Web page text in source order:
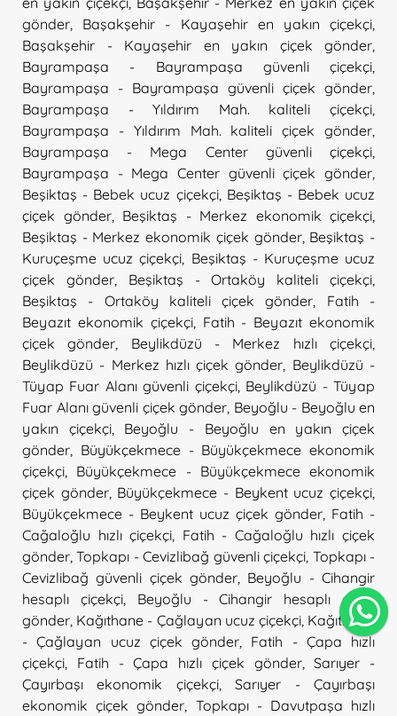
gönder
Başakşehir - Kayaşehir en yakın çiçekçi
Başakşehir - Kayaşehir en yakın çiçek gönder
Bayrampaşa - Bayrampaşa güvenli çiçekçi
Bayrampaşa - Bayrampaşa güvenli çiçek gönder
Bayrampaşa - Yıldırım Mah. kaliteli çiçekçi
Bayrampaşa - Yıldırım Mah. kaliteli çiçek gönder
Bayrampaşa - Mega Center güvenli çiçekçi
Bayrampaşa - Mega Center güvenli çiçek gönder
Beşiktaş - Bebek ucuz çiçekçi, Beşiktaş - Bebek ucuz
çiçek gönder, Beşiktaş - Merkez ekonomik çiçekçi
Beşiktaş - Merkez ekonomik çiçek gönder, Beşiktaş -
Kuruçeşme ucuz çiçekçi Beşiktaş - Kuruçeşme ucuz
çiçek gönder, Beşiktaş - Ortaköy kaliteli çiçekçi
Beşiktaş - Ortaköy kaliteli çiçek gönder
Fatih -
Beyazıt ekonomik çiçekçi, Fatih - Beyazıt ekonomik
çiçek gönder
Beylikdüzü - Merkez hızlı çiçekçi
Beylikdüzü - Merkez hızlı çiçek gönder Beylikdüzü -
Tüyap Fuar Alanı güvenli çiçekçi, Beylikdüzü - Tüyap
Fuar Alanı güvenli çiçek gönder Beyoğlu - Beyoğlu en
yakın çiçekçi, Beyoğlu - Beyoğlu en yakın çiçek
gönder
Büyükçekmece - Büyükçekmece ekonomik
çiçekçi
Büyükçekmece - Büyükçekmece ekonomik
çiçek gönder, Büyükçekmece - Beykent ucuz çiçekçi
Büyükçekmece - Beykent ucuz çiçek gönder Fatih -
Cağaloğlu hızlı çiçekçi
Fatih - Cağaloğlu hızlı çiçek
gönder ,Topkapı - Cevizlibağ güvenli çiçekçi Topkapı -
Cevizlibağ güvenli çiçek gönder Beyoğlu - Cihangir
hesaplı çiçekçi, Beyoğlu - Cihangir hesaplı çiçek
gönder Kağıthane - Çağlayan ucuz çiçekçi, Kağıthane
- Çağlayan ucuz çiçek gönder
Fatih - Çapa hızlı
çiçekçi
Fatih - Çapa hızlı çiçek gönder,Sarıyer -
Çayırbaşı ekonomik çiçekçi,Sarıyer - Çayırbaşı
ekonomik çiçek gönder
Topkapı - Davutpaşa hızlı